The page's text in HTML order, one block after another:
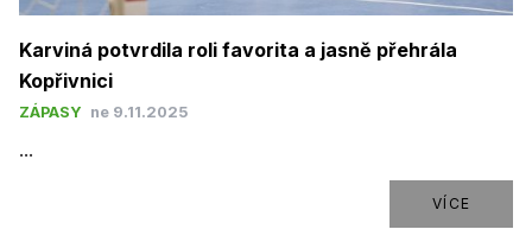
Karviná potvrdila roli favorita a jasně přehrála
Kopřivnici
ZÁPASY ne 9.11.2025
...
VÍCE